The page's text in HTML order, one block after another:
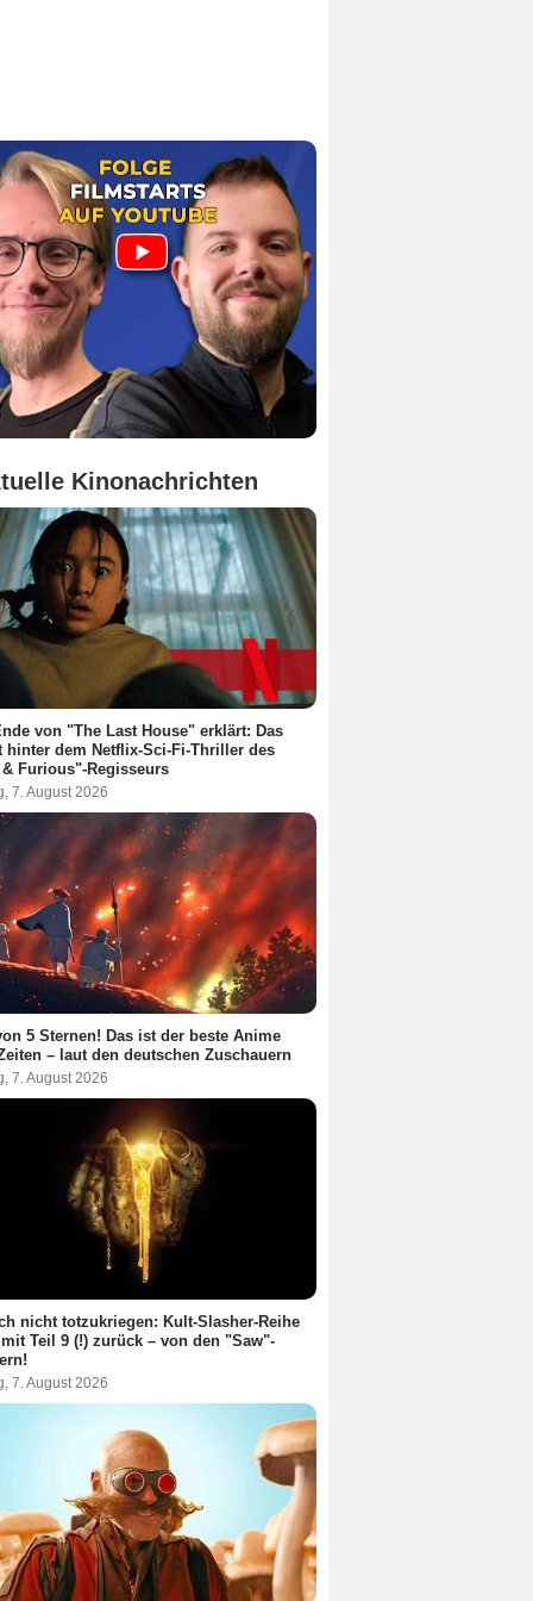
Kinonachrichten
von "The Last House" erklärt: Das
hinter dem Netflix-Sci-Fi-Thriller des
Furious"-Regisseurs
7. August 2026
5 Sternen! Das ist der beste Anime
– laut den deutschen Zuschauern
7. August 2026
nicht totzukriegen: Kult-Slasher-Reihe
Teil 9 (!) zurück – von den "Saw"-
7. August 2026